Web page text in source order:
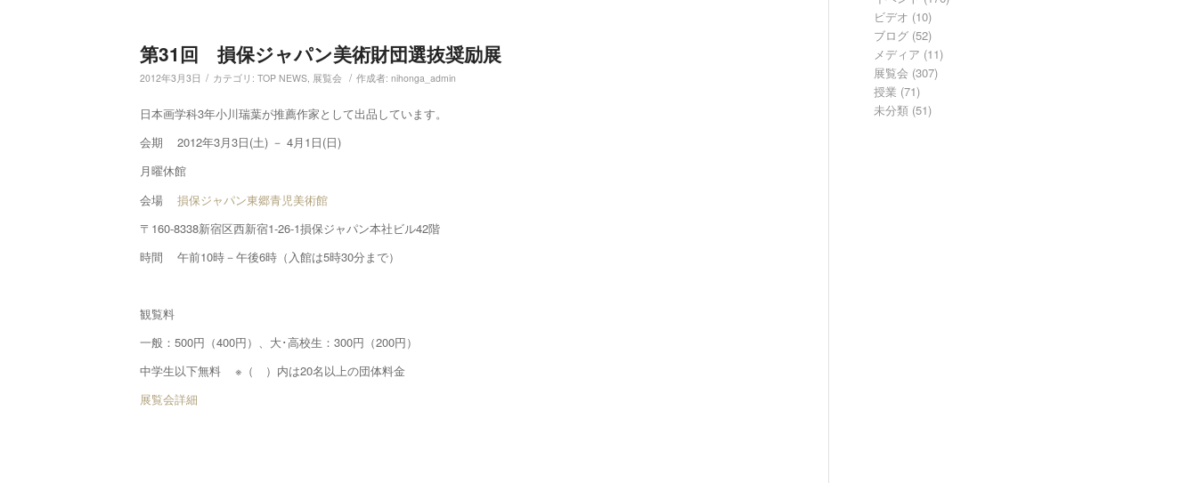
第31回 損保ジャパン美術財団選抜奨励展
2012年3月3日 / カテゴリ: TOP NEWS, 展覧会 / 作成者: nihonga_admin
日本画学科3年小川瑞葉が推薦作家として出品しています。
会期 2012年3月3日(土) － 4月1日(日)
月曜休館
会場 損保ジャパン東郷青児美術館
〒160-8338新宿区西新宿1-26-1損保ジャパン本社ビル42階
時間 午前10時－午後6時（入館は5時30分まで）
観覧料
一般：500円（400円）、大･高校生：300円（200円）
中学生以下無料 ※（ ）内は20名以上の団体料金
展覧会詳細
ビデオ (10)
ブログ(52)
メディア (11)
展覧会 (307)
授業 (71)
未分類(51)